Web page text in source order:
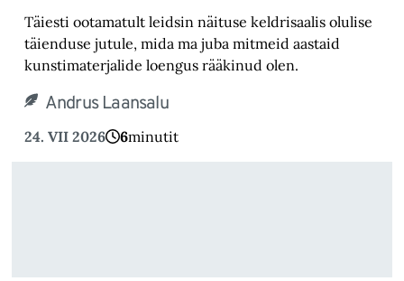
Täiesti ootamatult leidsin näituse keldrisaalis olulise
täienduse jutule, mida ma juba mitmeid aastaid
kunstimaterjalide loengus rääkinud olen.
Andrus Laansalu
24. VII 2026 6minutit